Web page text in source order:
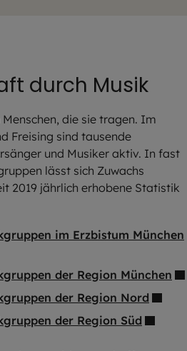
durch Musik
die sie tragen. Im
Freising sind tausende
und Musiker aktiv. In fast
lässt sich Zuwachs
2019 jährlich erhobene Statistik
im Erzbistum München
der Region München
der Region Nord
der Region Süd